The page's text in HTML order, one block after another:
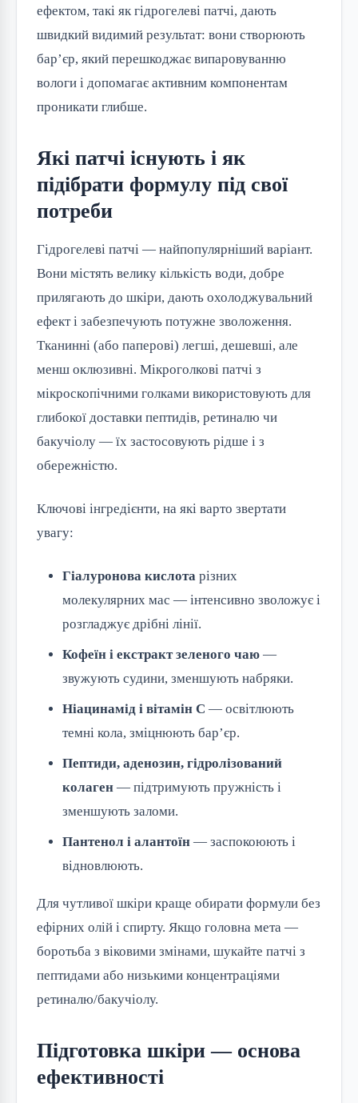
ефектом, такі як гідрогелеві патчі, дають
швидкий видимий результат: вони створюють
бар’єр, який перешкоджає випаровуванню
вологи і допомагає активним компонентам
проникати глибше.
Які патчі існують і як
підібрати формулу під свої
потреби
Гідрогелеві патчі — найпопулярніший варіант.
Вони містять велику кількість води, добре
прилягають до шкіри, дають охолоджувальний
ефект і забезпечують потужне зволоження.
Тканинні (або паперові) легші, дешевші, але
менш оклюзивні. Мікроголкові патчі з
мікроскопічними голками використовують для
глибокої доставки пептидів, ретиналю чи
бакучіолу — їх застосовують рідше і з
обережністю.
Ключові інгредієнти, на які варто звертати
увагу:
Гіалуронова кислота різних
молекулярних мас — інтенсивно зволожує і
розгладжує дрібні лінії.
Кофеїн і екстракт зеленого чаю —
звужують судини, зменшують набряки.
Ніацинамід і вітамін С — освітлюють
темні кола, зміцнюють бар’єр.
Пептиди, аденозин, гідролізований
колаген — підтримують пружність і
зменшують заломи.
Пантенол і алантоїн — заспокоюють і
відновлюють.
Для чутливої шкіри краще обирати формули без
ефірних олій і спирту. Якщо головна мета —
боротьба з віковими змінами, шукайте патчі з
пептидами або низькими концентраціями
ретиналю/бакучіолу.
Підготовка шкіри — основа
ефективності